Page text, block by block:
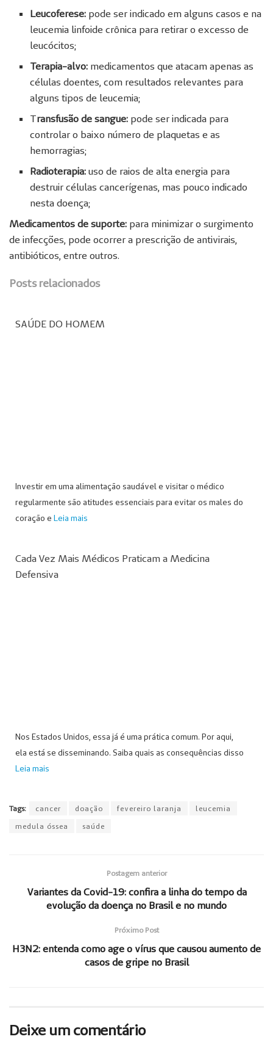
Leucoferese: pode ser indicado em alguns casos e na
leucemia linfoide crônica para retirar o excesso de
leucócitos;
Terapia-alvo: medicamentos que atacam apenas as
células doentes, com resultados relevantes para
alguns tipos de leucemia;
Transfusão de sangue: pode ser indicada para
controlar o baixo número de plaquetas e as
hemorragias;
Radioterapia: uso de raios de alta energia para
destruir células cancerígenas, mas pouco indicado
nesta doença;
Medicamentos de suporte: para minimizar o surgimento
de infecções, pode ocorrer a prescrição de antivirais,
antibióticos, entre outros.
Posts relacionados
SAÚDE DO HOMEM
Investir em uma alimentação saudável e visitar o médico
regularmente são atitudes essenciais para evitar os males do
coração e Leia mais
Cada Vez Mais Médicos Praticam a Medicina
Defensiva
Nos Estados Unidos, essa já é uma prática comum. Por aqui,
ela está se disseminando. Saiba quais as consequências disso
Leia mais
Tags: cancer doação fevereiro laranja
leucemia
medula óssea
saúde
Postagem anterior
Variantes da Covid-19: confira a linha do tempo da
evolução da doença no Brasil e no mundo
Próximo Post
H3N2: entenda como age o vírus que causou aumento de
casos de gripe no Brasil
Deixe um comentário